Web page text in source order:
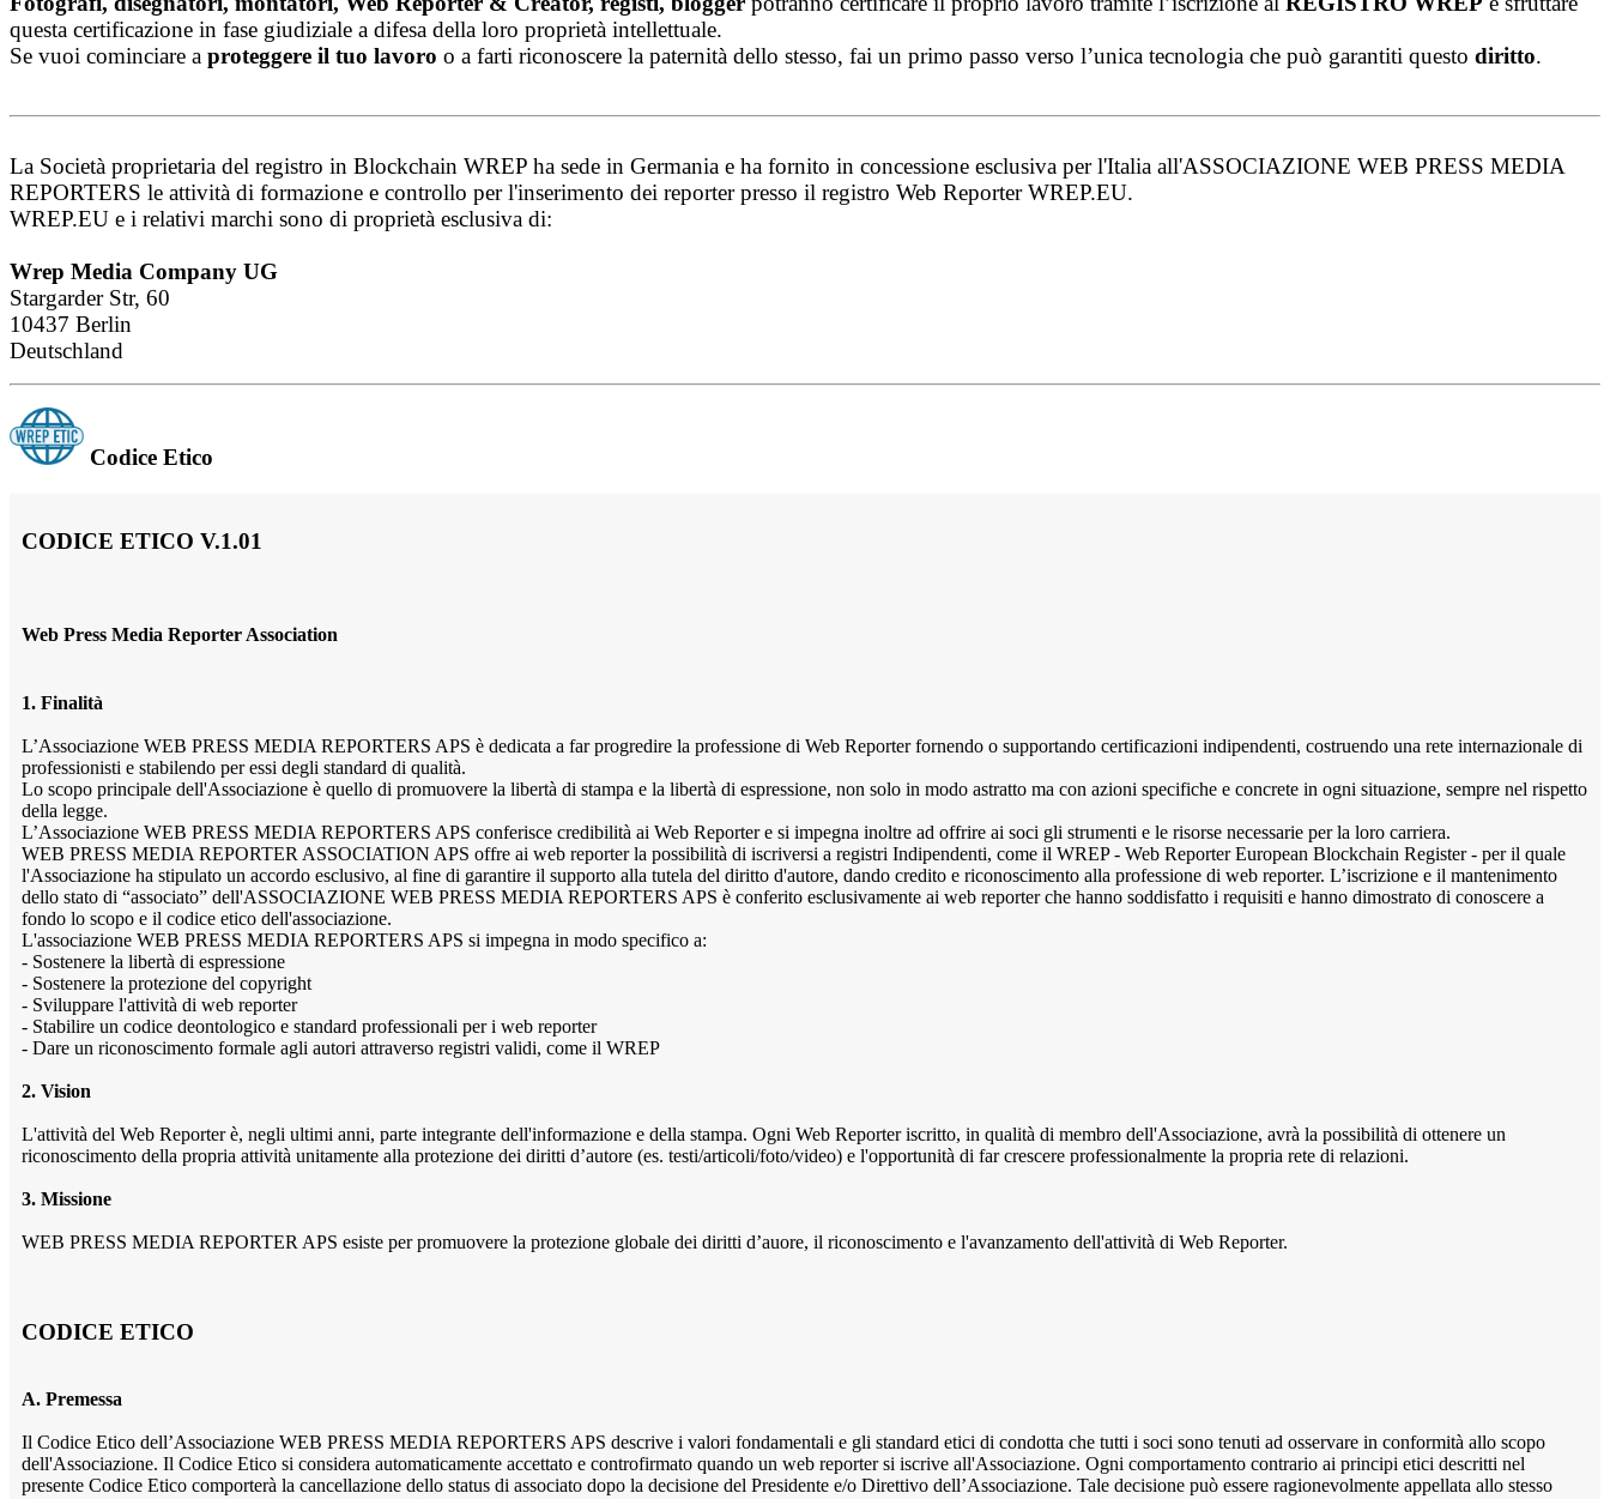
questa certificazione in fase giudiziale a difesa della loro proprietà intellettuale.
Se vuoi cominciare a proteggere il tuo lavoro o a farti riconoscere la paternità dello stesso, fai un primo passo verso l’unica tecnologia che può garantiti questo diritto.
La Società proprietaria del registro in Blockchain WREP ha sede in Germania e ha fornito in concessione esclusiva per l'Italia all'ASSOCIAZIONE WEB PRESS MEDIA
REPORTERS le attività di formazione e controllo per l'inserimento dei reporter presso il registro Web Reporter WREP.EU.
WREP.EU e i relativi marchi sono di proprietà esclusiva di:
Wrep Media Company UG
Stargarder Str, 60
10437 Berlin
Deutschland
Codice Etico
CODICE ETICO V.1.01
Web Press Media Reporter Association
1. Finalità
L’Associazione WEB PRESS MEDIA REPORTERS APS è dedicata a far progredire la professione di Web Reporter fornendo o supportando certificazioni indipendenti, costruendo una rete internazionale di
professionisti e stabilendo per essi degli standard di qualità.
Lo scopo principale dell'Associazione è quello di promuovere la libertà di stampa e la libertà di espressione, non solo in modo astratto ma con azioni specifiche e concrete in ogni situazione, sempre nel rispetto
della legge.
L’Associazione WEB PRESS MEDIA REPORTERS APS conferisce credibilità ai Web Reporter e si impegna inoltre ad offrire ai soci gli strumenti e le risorse necessarie per la loro carriera.
WEB PRESS MEDIA REPORTER ASSOCIATION APS offre ai web reporter la possibilità di iscriversi a registri Indipendenti, come il WREP - Web Reporter European Blockchain Register - per il quale
l'Associazione ha stipulato un accordo esclusivo, al fine di garantire il supporto alla tutela del diritto d'autore, dando credito e riconoscimento alla professione di web reporter. L’iscrizione e il mantenimento
dello stato di “associato” dell'ASSOCIAZIONE WEB PRESS MEDIA REPORTERS APS è conferito esclusivamente ai web reporter che hanno soddisfatto i requisiti e hanno dimostrato di conoscere a
fondo lo scopo e il codice etico dell'associazione.
L'associazione WEB PRESS MEDIA REPORTERS APS si impegna in modo specifico a:
- Sostenere la libertà di espressione
- Sostenere la protezione del copyright
- Sviluppare l'attività di web reporter
- Stabilire un codice deontologico e standard professionali per i web reporter
- Dare un riconoscimento formale agli autori attraverso registri validi, come il WREP
2. Vision
L'attività del Web Reporter è, negli ultimi anni, parte integrante dell'informazione e della stampa. Ogni Web Reporter iscritto, in qualità di membro dell'Associazione, avrà la possibilità di ottenere un
riconoscimento della propria attività unitamente alla protezione dei diritti d’autore (es. testi/articoli/foto/video) e l'opportunità di far crescere professionalmente la propria rete di relazioni.
3. Missione
WEB PRESS MEDIA REPORTER APS esiste per promuovere la protezione globale dei diritti d’auore, il riconoscimento e l'avanzamento dell'attività di Web Reporter.
CODICE ETICO
A. Premessa
Il Codice Etico dell’Associazione WEB PRESS MEDIA REPORTERS APS descrive i valori fondamentali e gli standard etici di condotta che tutti i soci sono tenuti ad osservare in conformità allo scopo
dell'Associazione. Il Codice Etico si considera automaticamente accettato e controfirmato quando un web reporter si iscrive all'Associazione. Ogni comportamento contrario ai principi etici descritti nel
presente Codice Etico comporterà la cancellazione dello status di associato dopo la decisione del Presidente e/o Direttivo dell’Associazione. Tale decisione può essere ragionevolmente appellata allo stesso